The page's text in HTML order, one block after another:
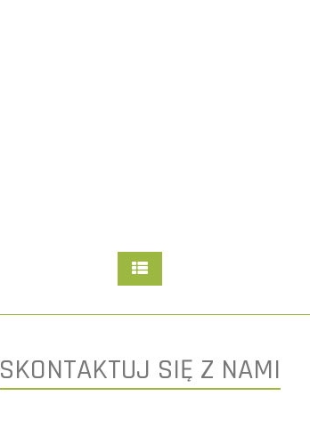
SKONTAKTUJ SIĘ Z NAMI